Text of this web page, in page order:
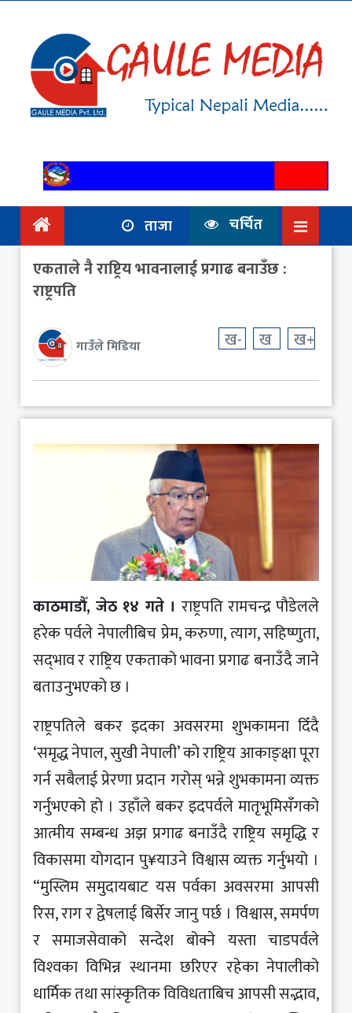
गृहपृष्ठ
समाचार
राजनिति
आर्थिक
अन्तर्वार्ता
/ विचार
प्रदेश
विश्व
ट्राभल
मनोरञ्जन
खेलकुद
अन्य
ताजा चर्चित
एकताले नै राष्ट्रिय भावनालाई प्रगाढ बनाउँछ :
राष्ट्रपति
गाउँले मिडिया ख- ख ख+
काठमाडौँ, जेठ १४ गते । राष्ट्रपति रामचन्द्र पौडेलले
हरेक पर्वले नेपालीबिच प्रेम, करुणा, त्याग, सहिष्णुता,
सद्‍भाव र राष्ट्रिय एकताको भावना प्रगाढ बनाउँदै जाने
बताउनुभएको छ ।
राष्ट्रपतिले बकर इदका अवसरमा शुभकामना दिँदै
‘समृद्ध नेपाल, सुखी नेपाली’ को राष्ट्रिय आकाङ्क्षा पूरा
गर्न सबैलाई प्रेरणा प्रदान गरोस् भन्ने शुभकामना व्यक्त
गर्नुभएको हो । उहाँले बकर इदपर्वले मातृभूमिसँगको
आत्मीय सम्बन्ध अझ प्रगाढ बनाउँदै राष्ट्रिय समृद्धि र
विकासमा योगदान पु¥याउने विश्वास व्यक्त गर्नुभयो ।
“मुस्लिम समुदायबाट यस पर्वका अवसरमा आपसी
रिस, राग र द्वेषलाई बिर्सेर जानु पर्छ । विश्वास, समर्पण
र समाजसेवाको सन्देश बोक्ने यस्ता चाडपर्वले
विश्‍वका विभिन्न स्थानमा छरिएर रहेका नेपालीको
धार्मिक तथा सांस्कृतिक विविधताबिच आपसी सद्भाव,